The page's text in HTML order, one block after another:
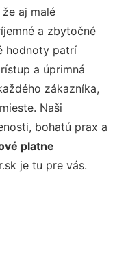
aj malé
a zbytočné
hodnoty patrí
a úprimná
zákazníka,
Naši
bohatú prax a
platne
je tu pre vás.